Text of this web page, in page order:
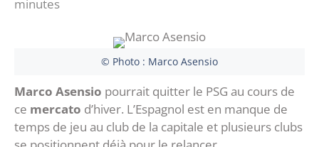
minutes
© Photo : Marco Asensio
Marco Asensio pourrait quitter le PSG au cours de
ce mercato d’hiver. L’Espagnol est en manque de
temps de jeu au club de la capitale et plusieurs clubs